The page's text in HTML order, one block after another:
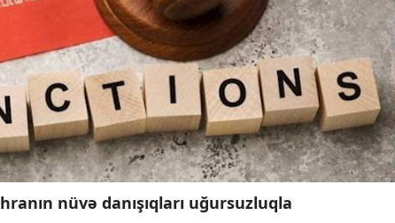
nüvə danışıqları uğursuzluqla